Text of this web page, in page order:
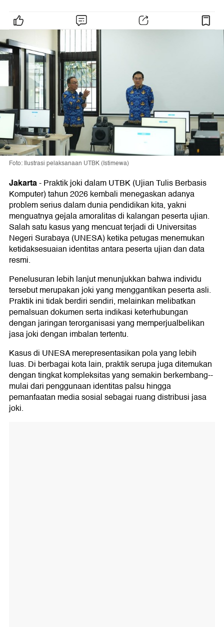
Foto: Ilustrasi pelaksanaan UTBK (Istimewa)
Jakarta-Praktik joki dalam UTBK (Ujian Tulis Berbasis
Komputer) tahun 2026 kembali menegaskan adanya
problem serius dalam dunia pendidikan kita, yakni
menguatnya gejala amoralitas di kalangan peserta ujian.
Salah satu kasus yang mencuat terjadi di Universitas
Negeri Surabaya (UNESA) ketika petugas menemukan
ketidaksesuaian identitas antara peserta ujian dan data
resmi.
Penelusuran lebih lanjut menunjukkan bahwa individu
tersebut merupakan joki yang menggantikan peserta asli.
Praktik ini tidak berdiri sendiri, melainkan melibatkan
pemalsuan dokumen serta indikasi keterhubungan
dengan jaringan terorganisasi yang memperjualbelikan
jasa joki dengan imbalan tertentu.
Kasus di UNESA merepresentasikan pola yang lebih
luas. Di berbagai kota lain, praktik serupa juga ditemukan
dengan tingkat kompleksitas yang semakin berkembang--
mulai dari penggunaan identitas palsu hingga
pemanfaatan media sosial sebagai ruang distribusi jasa
joki.